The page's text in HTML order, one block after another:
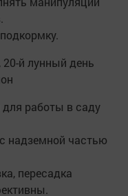
20-й лунный день
работы в саду
надземной частью
пересадка